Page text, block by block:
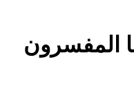
المفسرون